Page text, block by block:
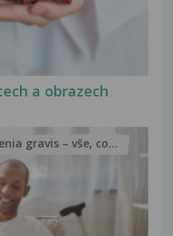
a obrazech
gravis – vše, co...